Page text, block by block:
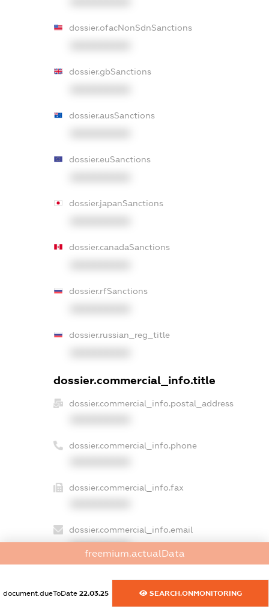
dossier.ofacNonSdnSanctions
dossier.gbSanctions
dossier.ausSanctions
dossier.euSanctions
dossier.japanSanctions
dossier.canadaSanctions
dossier.rfSanctions
dossier.russian_reg_title
dossier.commercial_info.title
dossier.commercial_info.postal_address
dossier.commercial_info.phone
dossier.commercial_info.fax
dossier.commercial_info.email
freemium.actualData
document.dueToDate 22.03.25 SEARCH.ONMONITORING